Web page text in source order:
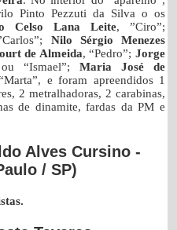
Pinto Pezzuti da Silva o os
Celso Lana Leite, ”Ciro”;
Nilo Sérgio Menezes
de Almeida, “Pedro”; Jorge
“Ismael”;Maria José de
e foram apreendidos 1
2 metralhadoras, 2 carabinas,
de dinamite, fardas da PM e
Alves Cursino -
/ SP)